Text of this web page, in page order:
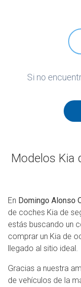
Si no
Modelos Kia
En Domingo Alonso
de coches Kia de
estás buscando un
comprar un Kia de
llegado al sitio ideal.
Gracias a nuestra
de vehículos de la